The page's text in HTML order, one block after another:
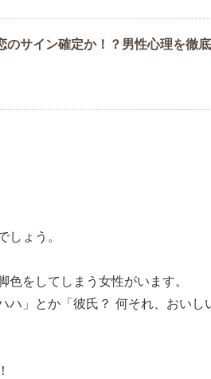
のサイン確定か！？男性心理を徹
ょう。
をしてしまう女性がいます。
ハ」とか「彼氏？ 何それ、おいし